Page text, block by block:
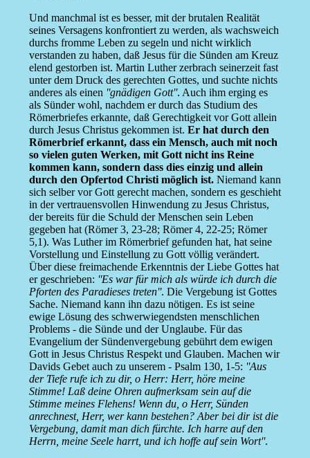
Und manchmal ist es besser, mit der brutalen Realität
seines Versagens konfrontiert zu werden, als wachsweich
durchs fromme Leben zu segeln und nicht wirklich
verstanden zu haben, daß Jesus für die Sünden am Kreuz
elend gestorben ist. Martin Luther zerbrach seinerzeit fast
unter dem Druck des gerechten Gottes, und suchte nichts
anderes als einen ''gnädigen Gott''. Auch ihm erging es
als Sünder wohl, nachdem er durch das Studium des
Römerbriefes erkannte, daß Gerechtigkeit vor Gott allein
durch Jesus Christus gekommen ist. Er hat durch den
Römerbrief erkannt, dass ein Mensch, auch mit noch
so vielen guten Werken, mit Gott nicht ins Reine
kommen kann, sondern dass dies einzig und allein
durch den Opfertod Christi möglich ist.Niemand kann
sich selber vor Gott gerecht machen, sondern es geschieht
in der vertrauensvollen Hinwendung zu Jesus Christus,
der bereits für die Schuld der Menschen sein Leben
gegeben hat (Römer 3, 23-28; Römer 4, 22-25; Römer
5,1). Was Luther im Römerbrief gefunden hat, hat seine
Vorstellung und Einstellung zu Gott völlig verändert.
Über diese freimachende Erkenntnis der Liebe Gottes hat
er geschrieben: ''Es war für mich als würde ich durch die
Pforten des Paradieses treten''. Die Vergebung ist Gottes
Sache. Niemand kann ihn dazu nötigen. Es ist seine
ewige Lösung des schwerwiegendsten menschlichen
Problems - die Sünde und der Unglaube. Für das
Evangelium der Sündenvergebung gebührt dem ewigen
Gott in Jesus Christus Respekt und Glauben. Machen wir
Davids Gebet auch zu unserem - Psalm 130, 1-5: ''Aus
der Tiefe rufe ich zu dir, o Herr: Herr, höre meine
Stimme! Laß deine Ohren aufmerksam sein auf die
Stimme meines Flehens! Wenn du, o Herr, Sünden
anrechnest, Herr, wer kann bestehen? Aber bei dir ist die
Vergebung, damit man dich fürchte. Ich harre auf den
Herrn, meine Seele harrt, und ich hoffe auf sein Wort''.